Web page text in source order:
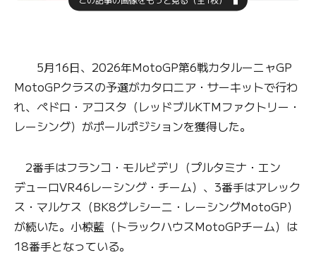
5月16日、2026年MotoGP第6戦カタルーニャGP
MotoGPクラスの予選がカタロニア・サーキットで行わ
れ、ペドロ・アコスタ（レッドブルKTMファクトリー・
レーシング）がポールポジションを獲得した。
2番手はフランコ・モルビデリ（プルタミナ・エン
デューロVR46レーシング・チーム）、3番手はアレック
ス・マルケス（BK8グレシーニ・レーシングMotoGP）
が続いた。小椋藍（トラックハウスMotoGPチーム）は
18番手となっている。